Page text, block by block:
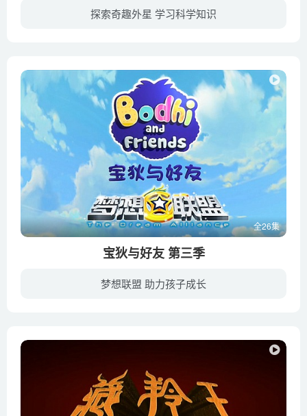
探索奇趣外星 学习科学知识
全26集
宝狄与好友 第三季
梦想联盟 助力孩子成长